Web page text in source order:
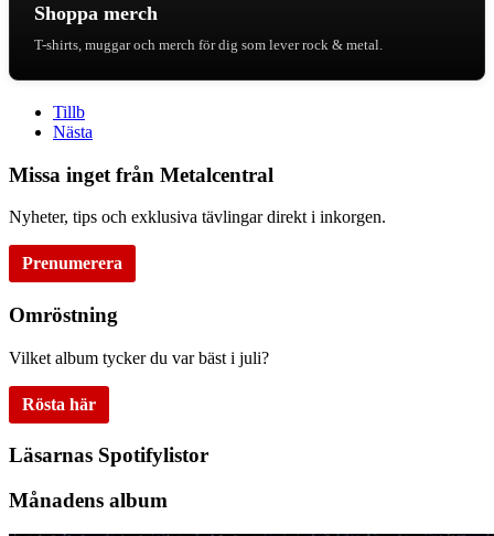
Shoppa merch
T-shirts, muggar och merch för dig som lever rock & metal.
Tillb
Nästa
Missa inget från Metalcentral
Nyheter, tips och exklusiva tävlingar direkt i inkorgen.
Prenumerera
Omröstning
Vilket album tycker du var bäst i juli?
Rösta här
Läsarnas Spotifylistor
Månadens album